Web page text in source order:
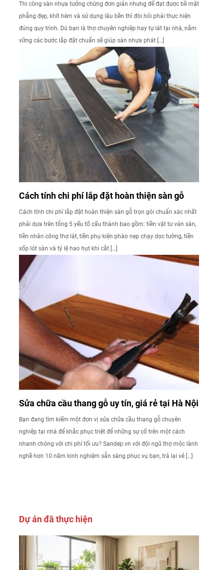
Thi công sàn nhựa tưởng chừng đơn giản nhưng để đạt được bề mặt
phẳng đẹp, khít hèm và sử dụng lâu bền thì đòi hỏi phải thực hiện
đúng quy trình. Dù bạn là thợ chuyên nghiệp hay tự lát tại nhà, nắm
vững các bước lắp đặt chuẩn sẽ giúp sàn nhựa phát […]
Cách tính chi phí lắp đặt hoàn thiện sàn gỗ
Cách tính chi phí lắp đặt hoàn thiện sàn gỗ trọn gói chuẩn xác nhất
phải dựa trên tổng 5 yếu tố cấu thành bao gồm: tiền vật tư ván sàn,
tiền nhân công thợ lát, tiền phụ kiện phào nẹp chạy dọc tường, tiền
xốp lót sàn và tỷ lệ hao hụt khi cắt […]
Sửa chữa cầu thang gỗ uy tín, giá rẻ tại Hà Nội
Bạn đang tìm kiếm một đơn vị sửa chữa cầu thang gỗ chuyên
nghiệp tại nhà để khắc phục triệt để những sự cố trên một cách
nhanh chóng với chi phí tối ưu? Sandep.vn với đội ngũ thợ mộc lành
nghề hơn 10 năm kinh nghiệm sẵn sàng phục vụ bạn, trả lại vẻ […]
Dự án đã thực hiện